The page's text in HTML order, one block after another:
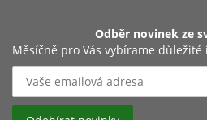
Odběr novinek ze
Měsíčně pro Vás vybírame důležité